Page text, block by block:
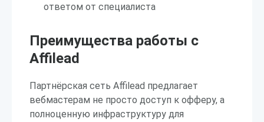
ответом от специалиста
Преимущества работы с
Affilead
Партнёрская сеть Affilead предлагает
вебмастерам не просто доступ к офферу, а
полноценную инфраструктуру для